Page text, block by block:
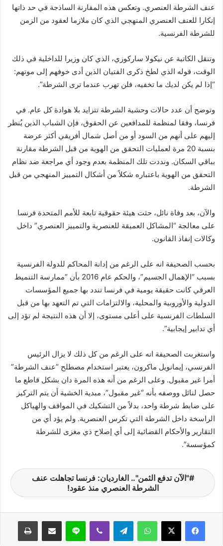
د
ت
ر
و
ي
ا
عنف الشرطة العنصري. وتعكس هذه المقارنة الساذجة في حد ذاتها
إنكارا للعنف العنصري المنهجي الذي كان ملازما لعقود من الزمن
للشرطة الفرنسية.
وتنقل الكاتبة عن نيكولا ساركوزي، الذي كان وزيرا للداخلية في ذلك
الوقت، قوله الذي لطخ ذكرى الفتيان الذين أدى خوفهم إلى موتهم:
“إذا لم يكن لديك ما تخفيه، فلن تهرب عندما ترى الشرطة”.
وتوضح أن عدد حالات وحشية الشرطة تتزايد بلا هوادة كل عام. في
فرنسا، وفقا لمنظمة للمدافعين عن الحقوق، فإن الشباب الذين يُنظر
إليهم على أنهم من السود أو من أصل شمال أفريقي أكثر عرضة
بنسبة 20 مرة لعمليات التحقق من الهوية من قبل الشرطة مقارنة
بباقي السكان. ونددت تلك المنظمة بعدم وجود أي مراجعة ضد نظام
التحقق من الهوية باعتباره شكلاً من أشكال التمييز المنهجي من قبل
الشرطة.
والآن، بعد وفاة نائل، حثت هيئة حقوقية تابعة للأمم المتحدة فرنسا
على معالجة “المشاكل العميقة للعنصرية والتمييز العنصري” داخل
وكالات إنفاذ القانون.
بحسب الصحيفة انه على الرغم من إدانة المحاكم للدولة الفرنسية
بسبب “الإهمال الجسيم”، والحكم عام 2016 بأن “ممارسة التنميط
العرقي كانت حقيقة يومية في فرنسا تندد بها جميع المؤسسات
الدولية والأوروبية والمحلية، والالتزامات التي تم التعهد بها من قبل
السلطات الفرنسية على أعلى مستوى، إلا أن هذه النتيجة لم تؤد إلى
أي تدابير إيجابية”.
واستغربت الصحيفة انه على الرغم من كل ذلك لا يزال الرئيس
الفرنسي، إيمانويل ماكرون، يعتبر استخدام مصطلح “عنف الشرطة”
أمرا غير مقبول. وعلى الرغم من أنه هذه المرة دان بشكل قاطع ما
حصل لنائل ووصفه بأنه “غير مقبول”، مبدية الخشية أن يتم التركيز
على ضابط شرطة واحد، بدلاً من التشكيك في المواقف والهياكل
الراسخة داخل الشرطة التي تكرس العنصرية. ولم يؤد أي من
التقارير والأحكام القضائية إلى أي إصلاح ذي مغزى للشرطة
كمؤسسة”.
"الآن تدفع الثمن".. الغارديان: فرنسا تجاهلت عنف
الشرطة العنصري منذ عقود!
واتساب لاين